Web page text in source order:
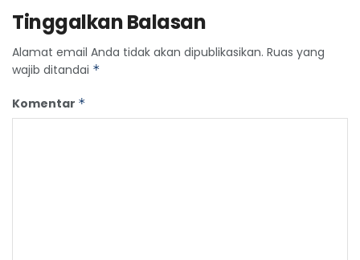
Tinggalkan Balasan
Alamat email Anda tidak akan dipublikasikan. Ruas yang
wajib ditandai *
Komentar *